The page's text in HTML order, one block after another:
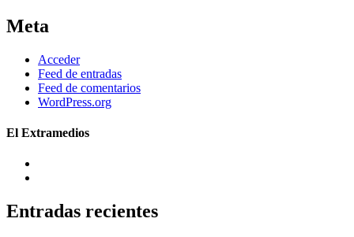
Meta
Acceder
Feed de entradas
Feed de comentarios
WordPress.org
El Extramedios
Entradas recientes